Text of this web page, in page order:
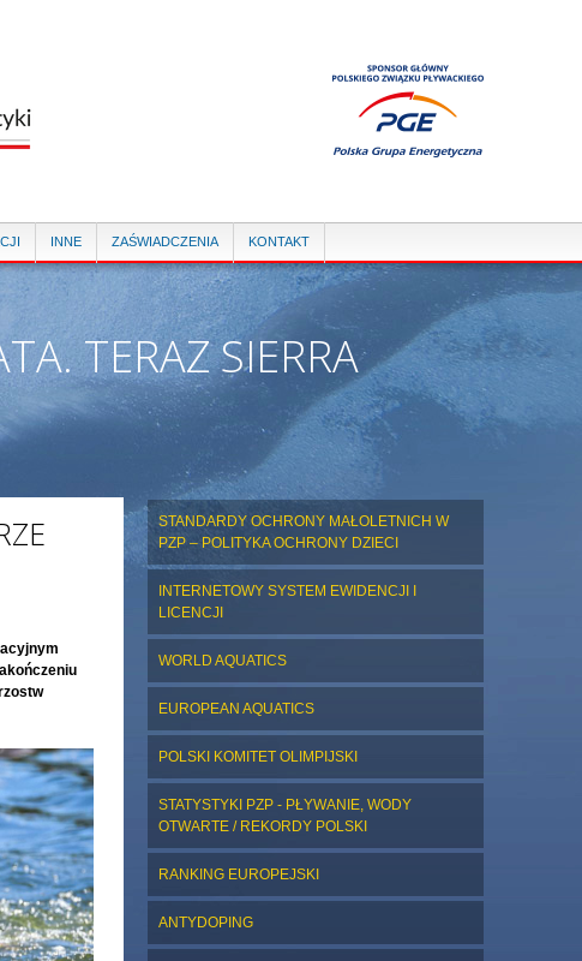
INNE ZAŚWIADCZENIA KONTAKT
TERAZ SIERRA
STANDARDY OCHRONY MAŁOLETNICH W
PZP – POLITYKA OCHRONY DZIECI
INTERNETOWY SYSTEM EWIDENCJI I
LICENCJI
WORLD AQUATICS
EUROPEAN AQUATICS
POLSKI KOMITET OLIMPIJSKI
STATYSTYKI PZP - PŁYWANIE, WODY
OTWARTE / REKORDY POLSKI
RANKING EUROPEJSKI
ANTYDOPING